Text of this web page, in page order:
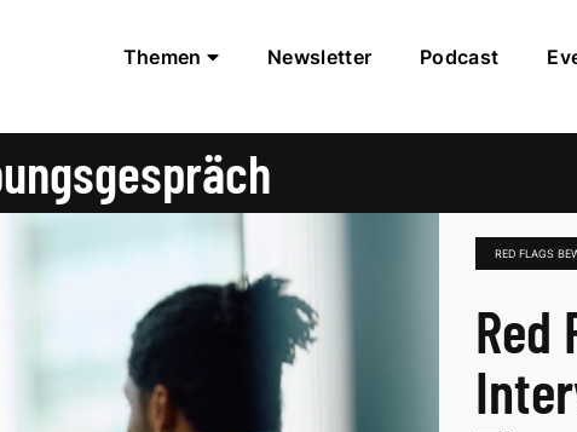
Themen Newsletter Podcast
RED FLAGS
Red